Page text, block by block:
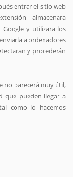
entrar el sitio web
almacenara
y utilizara los
a ordenadores
y procederán
no parecerá muy útil,
que pueden llegar a
como lo hacemos